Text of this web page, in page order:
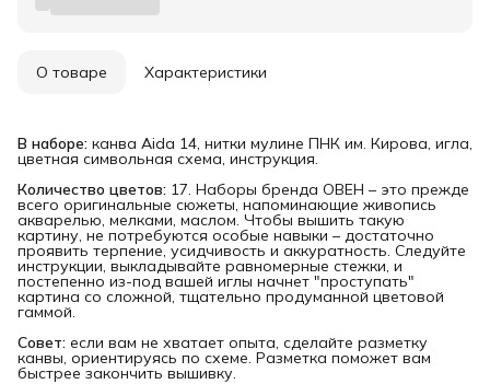
О товаре Характеристики
В наборе: канва Aida 14, нитки мулине ПНК им. Кирова, игла,
цветная символьная схема, инструкция.
Количество цветов: 17. Наборы бренда ОВЕН – это прежде
всего оригинальные сюжеты, напоминающие живопись
акварелью, мелками, маслом. Чтобы вышить такую
картину, не потребуются особые навыки – достаточно
проявить терпение, усидчивость и аккуратность. Следуйте
инструкции, выкладывайте равномерные стежки, и
постепенно из-под вашей иглы начнет "проступать"
картина со сложной, тщательно продуманной цветовой
гаммой.
Совет: если вам не хватает опыта, сделайте разметку
канвы, ориентируясь по схеме. Разметка поможет вам
быстрее закончить вышивку.